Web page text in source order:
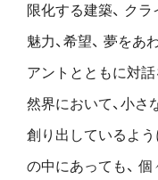
限化する建築、 クラ
魅力、希望、 夢をあ
アントとともに対話
然界において、小さ
創り出しているよう
の中にあっても、 個